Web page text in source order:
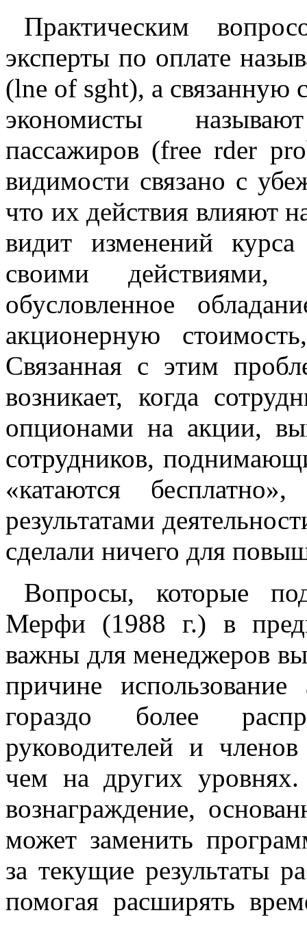
Практическим
эксперты по оплате
(lne of sght), а связанную
экономисты
пассажиров (free rder
видимости связано с
что их действия влияют
видит изменений
своими действиями,
обусловленное
акционерную
Связанная с этим
возникает, когда
опционами на акции,
сотрудников,
«катаются
результатами
сделали ничего для
Вопросы, которые
Мерфи (1988 г.) в
важны для менеджеров
причине
гораздо более
руководителей и
чем на других
вознаграждение,
может заменить
за текущие результаты
помогая расширять